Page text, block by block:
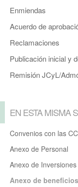
Enmiendas
Acuerdo de
Reclamaciones
Publicación inicial y
Remisión JCyL/
EN ESTA MISMA
Convenios con las
Anexo de Personal
Anexo de Inversiones
Anexo de